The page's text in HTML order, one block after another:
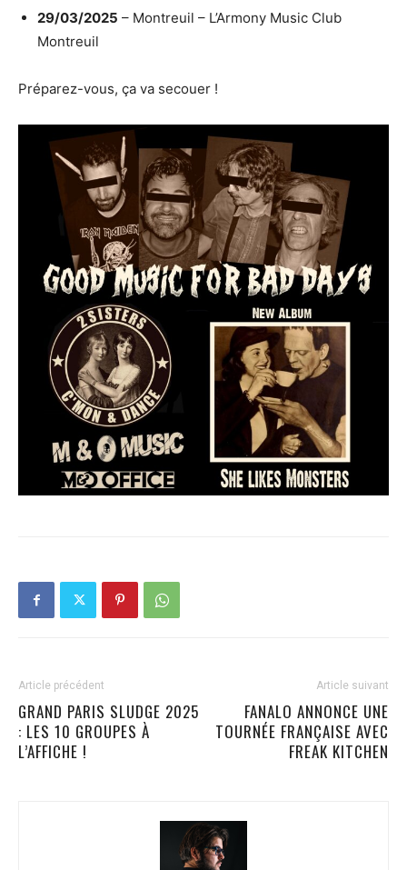
29/03/2025 – Montreuil – L’Armony Music Club
Montreuil
Préparez-vous, ça va secouer !
Article précédent
GRAND PARIS SLUDGE 2025
: LES 10 GROUPES À
L’AFFICHE !
Article suivant
FANALO ANNONCE UNE
TOURNÉE FRANÇAISE AVEC
FREAK KITCHEN